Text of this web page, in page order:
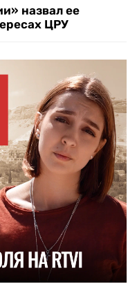
назвал ее
ЦРУ